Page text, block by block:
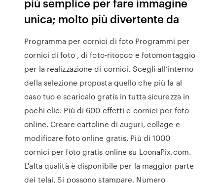
unica; molto più divertente da
Programma per cornici di foto Programmi per
cornici di foto , di foto-ritocco e fotomontaggio
per la realizzazione di cornici. Scegli all’interno
della selezione proposta quello che più fa al
caso tuo e scaricalo gratis in tutta sicurezza in
pochi clic. Più di 600 effetti e cornici per foto
online. Creare cartoline di auguri, collage e
modificare foto online gratis. Più di 1000
cornici per foto gratis online su LoonaPix.com.
L'alta qualità è disponibile per la maggior parte
dei telai. Si possono stampare. Numero